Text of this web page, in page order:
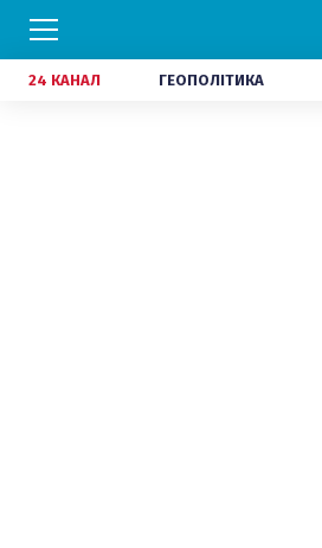
24 КАНАЛ ГЕОПОЛІТИКА